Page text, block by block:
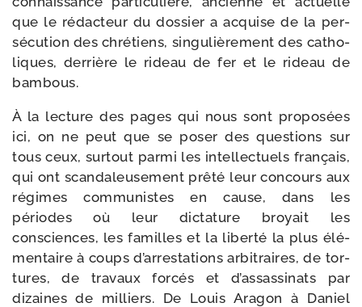
que le rédac­teur du dos­sier a acquise de la per­
sé­cu­tion des chré­tiens, sin­gu­liè­re­ment des catho­
liques, der­rière le rideau de fer et le rideau de
bambous.
À la lec­ture des pages qui nous sont pro­po­sées
ici, on ne peut que se poser des ques­tions sur
tous ceux, sur­tout par­mi les intel­lec­tuels fran­çais,
qui ont scan­da­leu­se­ment prê­té leur concours aux
régimes com­mu­nistes en cause, dans les
périodes où leur dic­ta­ture broyait les
consciences, les familles et la liber­té la plus élé­
men­taire à coups d’ar­res­ta­tions arbi­traires, de tor­
tures, de tra­vaux for­cés et d’as­sas­si­nats par
dizaines de mil­liers. De Louis Aragon à Daniel